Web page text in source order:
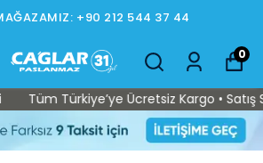
+90 212 544 37 44
0
Tüm Türkiye’ye Ücretsiz Kargo • Satış